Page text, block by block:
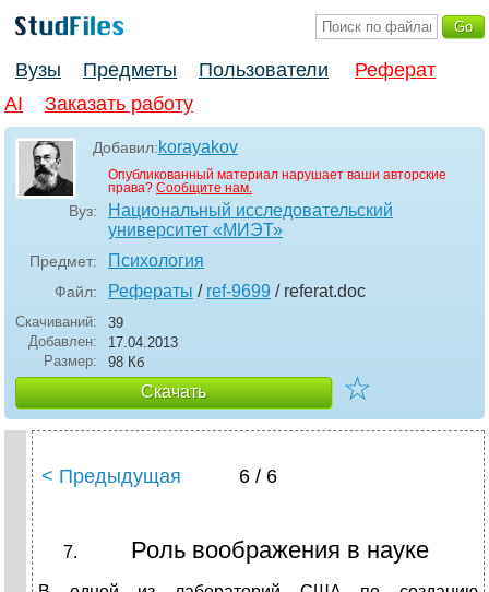
Вузы Предметы Пользователи
Реферат
AI
Заказать работу
Добавил:korayakov
Опубликованный материал нарушает ваши авторские
права? Сообщите нам.
Вуз:
Национальный исследовательский
университет «МИЭТ»
Предмет: Психология
Файл: Рефераты / ref-9699 / referat.doc
Скачиваний:
39
Добавлен:
17.04.2013
Размер:
98 Кб
Скачать ☆
< Предыдущая 6 / 6
Роль воображения в науке